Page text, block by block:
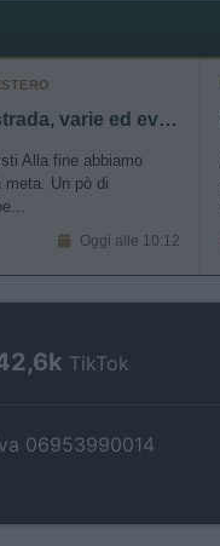
Normandia: strada, varie ed eventuali
Alla fine abbiamo
meta. Un pò di
Oggi alle 10:12
TikTok
06953990014